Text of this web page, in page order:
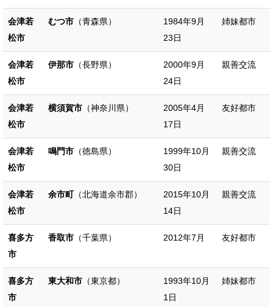
会津若
松市
むつ市 （青森県）
1984年9月
23日
姉妹都市
会津若
松市
伊那市 （長野県）
2000年9月
24日
親善交流
会津若
松市
横須賀市 （神奈川県）
2005年4月
17日
友好都市
会津若
松市
鳴門市 （徳島県）
1999年10月
30日
親善交流
会津若
松市
余市町 （北海道余市郡）
2015年10月
14日
親善交流
喜多方
市
香取市 （千葉県） 2012年7月 友好都市
喜多方
市
東大和市 （東京都）
1993年10月
1日
姉妹都市